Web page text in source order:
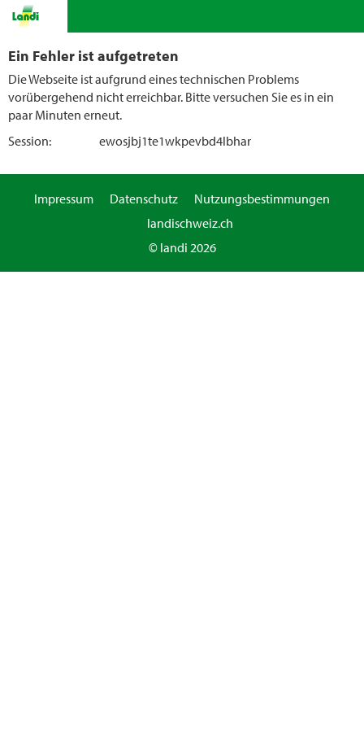
Ein Fehler ist aufgetreten
Die Webseite ist aufgrund eines technischen Problems
vorübergehend nicht erreichbar. Bitte versuchen Sie es in ein
paar Minuten erneut.
Session:
ewosjbj1te1wkpevbd4lbhar
Impressum Datenschutz
Nutzungsbestimmungen
landischweiz.ch
© landi 2026